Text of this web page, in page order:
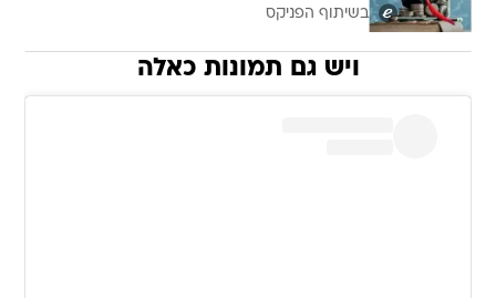
בשיתוף הפניקס
ויש גם תמונות כאלה